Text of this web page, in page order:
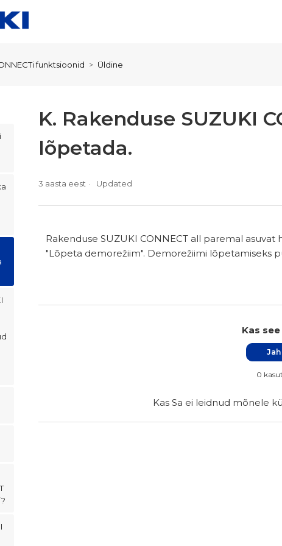
funktsioonid Üldine
K. Rakenduse SUZUKI
lõpetada.
3 aasta eest Updated
Rakenduse SUZUKI CONNECT all paremal
"Lõpeta demorežiim". Demorežiimi lõpetamiseks
Kas
Jah
0
Kas Sa ei leidnud mõnele